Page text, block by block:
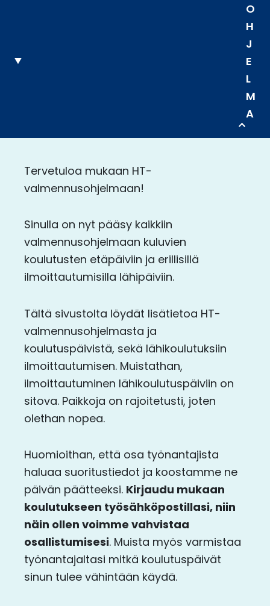
O
H
J
E
L
M
A
Tervetuloa mukaan HT-
valmennusohjelmaan!
Sinulla on nyt pääsy kaikkiin
valmennusohjelmaan kuluvien
koulutusten etäpäiviin ja erillisillä
ilmoittautumisilla lähipäiviin.
Tältä sivustolta löydät lisätietoa HT-
valmennusohjelmasta ja
koulutuspäivistä, sekä lähikoulutuksiin
ilmoittautumisen. Muistathan,
ilmoittautuminen lähikoulutuspäiviin on
sitova. Paikkoja on rajoitetusti, joten
olethan nopea.
Huomioithan, että osa työnantajista
haluaa suoritustiedot ja koostamme ne
päivän päätteeksi. Kirjaudu mukaan
koulutukseen työsähköpostillasi, niin
näin ollen voimme vahvistaa
osallistumisesi. Muista myös varmistaa
työnantajaltasi mitkä koulutuspäivät
sinun tulee vähintään käydä.